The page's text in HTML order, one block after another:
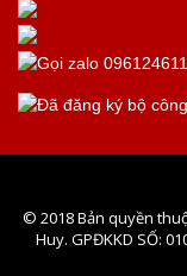
© 2018 Bản quyền
Huy. GPĐKKD SỐ: